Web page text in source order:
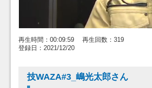
再生時間：00:09:59 再生回数：319
登録日：2021/12/20
技WAZA#3_嶋光太郎さん